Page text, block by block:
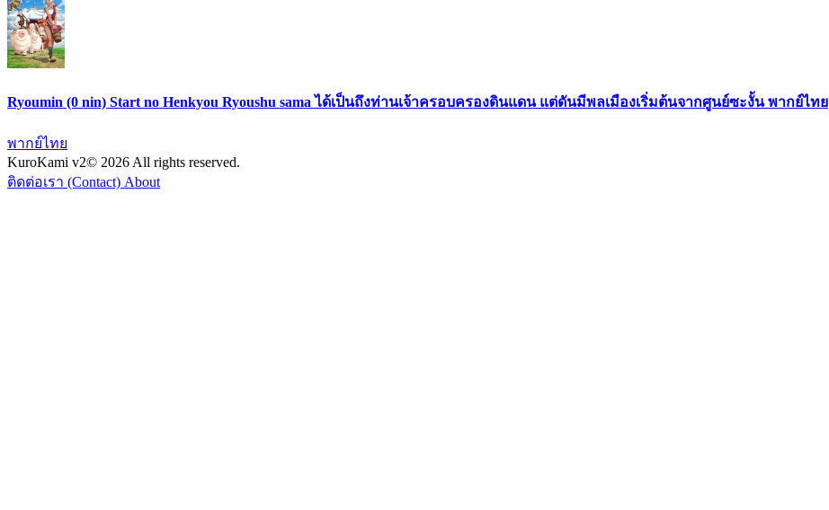
Ryoumin (0 nin) Start no Henkyou Ryoushu sama ได้เป็นถึงท่านเจ้าครอบครองดินแดน แต่ดันมีพลเมืองเริ่มต้นจากศูนย์ซะงั้น พากย์ไทย
พากย์ไทย
KuroKami v2© 2026 All rights reserved.
ติดต่อเรา (Contact) About